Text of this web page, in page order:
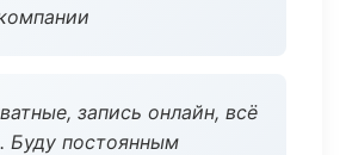
запись онлайн, всё
Буду постоянным